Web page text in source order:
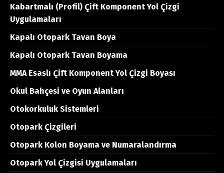
Kabartmalı (Profil) Çift Komponent Yol Çizgi
Uygulamaları
Kapalı Otopark Tavan Boya
Kapalı Otopark Tavan Boyama
MMA Esaslı Çift Komponent Yol Çizgi Boyası
Okul Bahçesi ve Oyun Alanları
Otokorkuluk Sistemleri
Otopark Çizgileri
Otopark Kolon Boyama ve Numaralandırma
Otopark Yol Çizgisi Uygulamaları